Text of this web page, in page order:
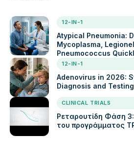
12-IN-1
Atypical Pneumonia:
Mycoplasma,
Pneumococcus
12-IN-1
Adenovirus in 2026:
Diagnosis and Testing
CLINICAL TRIALS
Ρεταρουτίδη Φάση
του προγράμματος